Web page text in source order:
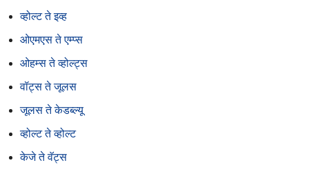
व्होल्ट ते इव्ह
ओएमएस ते एम्प्स
ओहम्स ते व्होल्ट्स
वॉट्स ते जूलस
जूलस ते केडब्ल्यू
व्होल्ट ते व्होल्ट
केजे ते वॅट्स